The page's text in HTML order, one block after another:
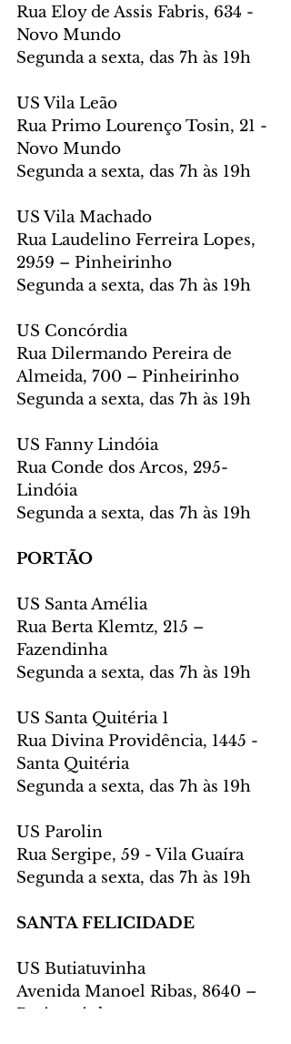
Rua Eloy de Assis Fabris, 634 -
Novo Mundo
Segunda a sexta, das 7h às 19h
US Vila Leão
Rua Primo Lourenço Tosin, 21 -
Novo Mundo
Segunda a sexta, das 7h às 19h
US Vila Machado
Rua Laudelino Ferreira Lopes,
2959 – Pinheirinho
Segunda a sexta, das 7h às 19h
US Concórdia
Rua Dilermando Pereira de
Almeida, 700 – Pinheirinho
Segunda a sexta, das 7h às 19h
US Fanny Lindóia
Rua Conde dos Arcos, 295-
Lindóia
Segunda a sexta, das 7h às 19h
PORTÃO
US Santa Amélia
Rua Berta Klemtz, 215 –
Fazendinha
Segunda a sexta, das 7h às 19h
US Santa Quitéria 1
Rua Divina Providência, 1445 -
Santa Quitéria
Segunda a sexta, das 7h às 19h
US Parolin
Rua Sergipe, 59 - Vila Guaíra
Segunda a sexta, das 7h às 19h
SANTA FELICIDADE
US Butiatuvinha
Avenida Manoel Ribas, 8640 –
Butiatuvinha